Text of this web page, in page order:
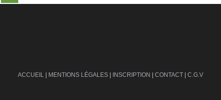
ACCUEIL | MENTIONS LÉGALES | INSCRIPTION | CONTACT | C.G.V